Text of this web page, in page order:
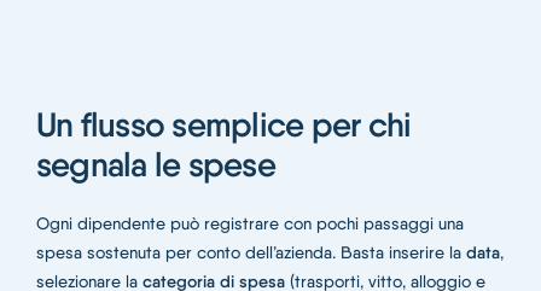
Un flusso semplice per chi
segnala le spese
Ogni dipendente può registrare con pochi passaggi una
spesa sostenuta per conto dell’azienda. Basta inserire la data,
selezionare la categoria di spesa (trasporti, vitto, alloggio e